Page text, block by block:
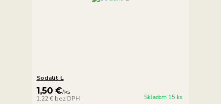
Sodalit L
1,50 €/ks
1,22 € bez DPH Skladom 15 ks